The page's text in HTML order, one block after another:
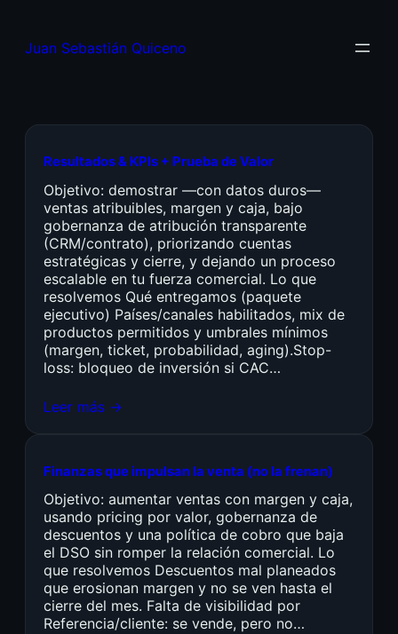
Juan Sebastián Quiceno
Resultados & KPIs + Prueba de Valor
Objetivo: demostrar —con datos duros—
ventas atribuibles, margen y caja, bajo
gobernanza de atribución transparente
(CRM/contrato), priorizando cuentas
estratégicas y cierre, y dejando un proceso
escalable en tu fuerza comercial. Lo que
resolvemos Qué entregamos (paquete
ejecutivo) Países/canales habilitados, mix de
productos permitidos y umbrales mínimos
(margen, ticket, probabilidad, aging).Stop-
loss: bloqueo de inversión si CAC…
Leer más →
Finanzas que impulsan la venta (no la frenan)
Objetivo: aumentar ventas con margen y caja,
usando pricing por valor, gobernanza de
descuentos y una política de cobro que baja
el DSO sin romper la relación comercial. Lo
que resolvemos Descuentos mal planeados
que erosionan margen y no se ven hasta el
cierre del mes. Falta de visibilidad por
Referencia/cliente: se vende, pero no…